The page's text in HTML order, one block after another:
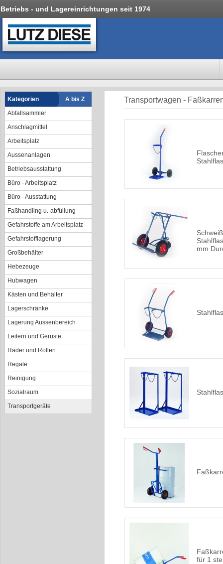
Betriebs - und Lagereinrichtungen seit 1974
Kategorien
A bis Z
Abfallsammler
Anschlagmittel
Arbeitsplatz
Aussenanlagen
Betriebsausstattung
Büro - Arbeitsplatz
Büro - Ausstattung
Faßhandling u.-abfüllung
Gefahrstoffe am Arbeitsplatz
Gefahrstofflagerung
Großbehälter
Hebezeuge
Hubwagen
Kästen und Behälter
Lagerschränke
Lagerung Aussenbereich
Leitern und Gerüste
Räder und Rollen
Regale
Reinigung
Sozialraum
Transportgeräte
Transportwagen -
mm
für 1